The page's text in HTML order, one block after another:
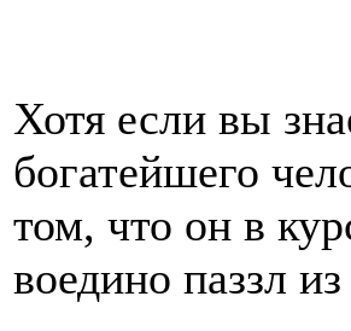
Хотя если вы
богатейшего
том, что он в
воедино паззл